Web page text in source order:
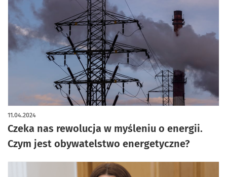
Czeka nas rewolucja w myśleniu o energii.
Czym jest obywatelstwo energetyczne?
11.04.2024